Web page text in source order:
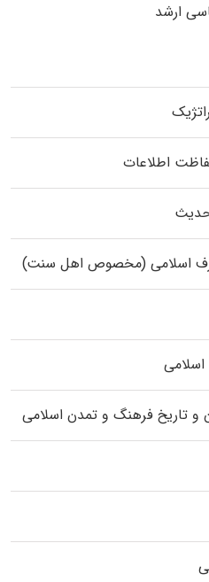
ارشد
اطلاعات
حدیث
اسلامی (مخصوص اهل سنت)
و تاریخ فرهنگ و تمدن اسلامی